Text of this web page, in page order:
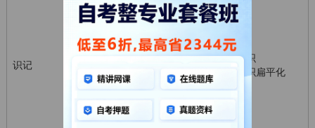
识记
·直线制组织结构
·职能式组织结
构
·直线一职能式
·事业部制组织
结构
·矩阵制组织结
构
·虚拟组织
·组织扁平化